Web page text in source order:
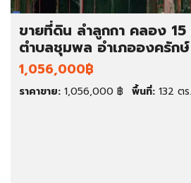
ขายที่ดิน ลำลูกกา คลอง 15
ตำบลชุมพล อำเภอองครัก
1,056,000฿
ราคาขาย: 1,056,000 ฿ พื้นที่: 132 ตร